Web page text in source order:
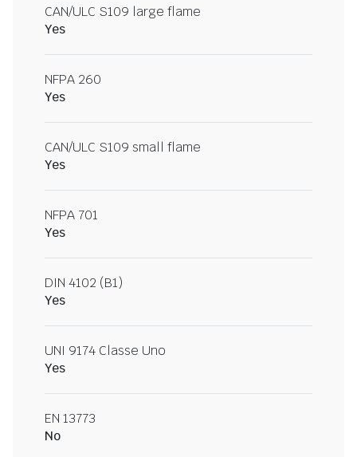
CAN/ULC S109 large flame
Yes
NFPA 260
Yes
CAN/ULC S109 small flame
Yes
NFPA 701
Yes
DIN 4102 (B1)
Yes
UNI 9174 Classe Uno
Yes
EN 13773
No